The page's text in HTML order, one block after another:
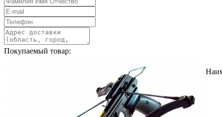
Покупаемый товар: